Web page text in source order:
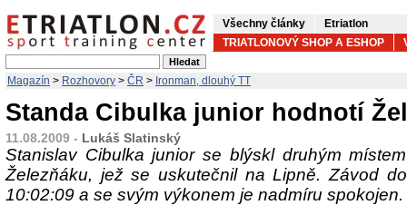
Všechny články
Etriatlon
TRIATLONOVÝ SHOP A ESHOP
Magazín > Rozhovory > ČR > Ironman, dlouhý TT
Standa Cibulka junior hodnotí
11.08.2009 - Lukáš Slatinský
Stanislav Cibulka junior se blýskl druhým
Železňáku, jež se uskutečnil na Lipně. Závod
10:02:09 a se svým výkonem je nadmíru